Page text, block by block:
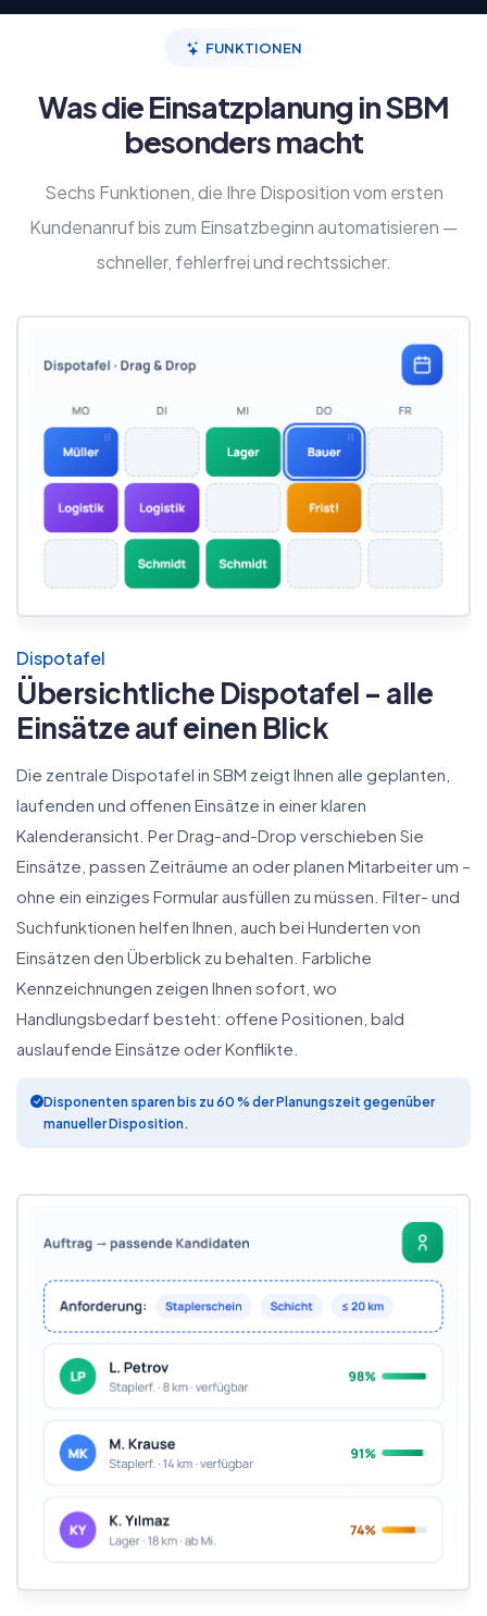
FUNKTIONEN
Was die Einsatzplanung in SBM
besonders macht
Sechs Funktionen, die Ihre Disposition vom ersten
Kundenanruf bis zum Einsatzbeginn automatisieren —
schneller, fehlerfrei und rechtssicher.
Dispotafel
Übersichtliche Dispotafel – alle
Einsätze auf einen Blick
Die zentrale Dispotafel in SBM zeigt Ihnen alle geplanten,
laufenden und offenen Einsätze in einer klaren
Kalenderansicht. Per Drag-and-Drop verschieben Sie
Einsätze, passen Zeiträume an oder planen Mitarbeiter um –
ohne ein einziges Formular ausfüllen zu müssen. Filter- und
Suchfunktionen helfen Ihnen, auch bei Hunderten von
Einsätzen den Überblick zu behalten. Farbliche
Kennzeichnungen zeigen Ihnen sofort, wo
Handlungsbedarf besteht: offene Positionen, bald
auslaufende Einsätze oder Konflikte.
Disponenten sparen bis zu 60 % der Planungszeit gegenüber
manueller Disposition.